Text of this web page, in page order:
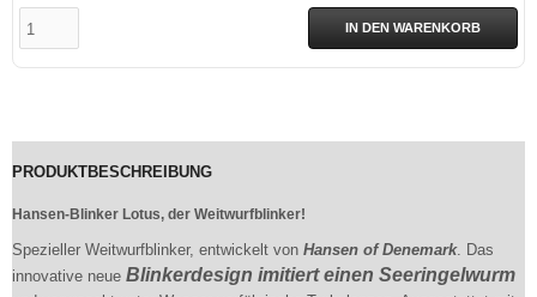
IN DEN WARENKORB
PRODUKTBESCHREIBUNG
Hansen-Blinker Lotus, der Weitwurfblinker!
Spezieller Weitwurfblinker, entwickelt von Hansen of Denemark. Das
innovative neue Blinkerdesign imitiert einen Seeringelwurm